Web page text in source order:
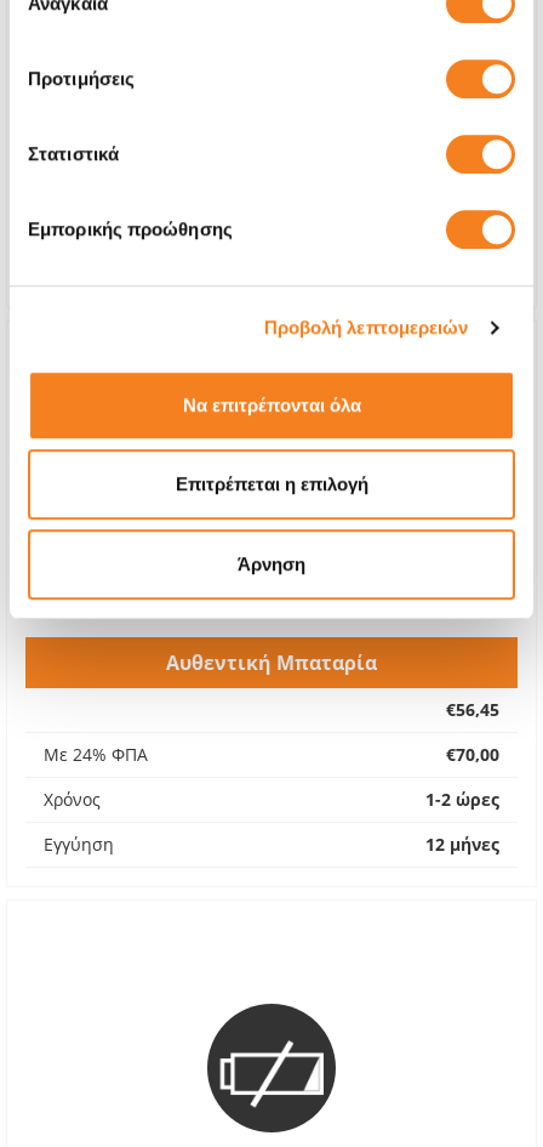
συγκατάθεσης
Προτιμήσεις
Στατιστικά
Εμπορικής προώθησης
Προβολή λεπτομερειών
Να επιτρέπονται όλα
Επιτρέπεται η επιλογή
Άρνηση
€237,89
€295,00
Χρόνος
2-3 ημέρες
Αυθεντική Μπαταρία
€56,45
Με 24% ΦΠΑ
€70,00
Χρόνος
1-2 ώρες
Εγγύηση
12 μήνες